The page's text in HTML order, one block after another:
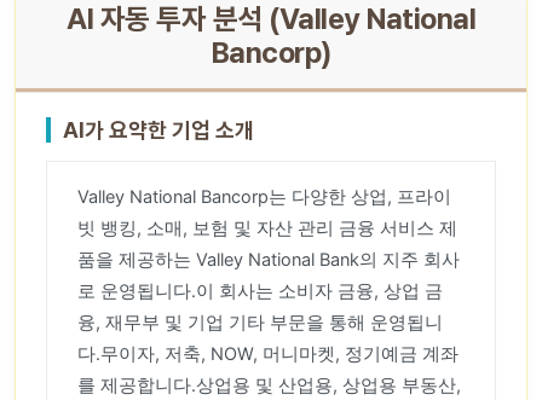
AI 자동 투자 분석 (Valley National
Bancorp)
AI가 요약한 기업 소개
Valley National Bancorp는 다양한 상업, 프라이
빗 뱅킹, 소매, 보험 및 자산 관리 금융 서비스 제
품을 제공하는 Valley National Bank의 지주 회사
로 운영됩니다.이 회사는 소비자 금융, 상업 금
융, 재무부 및 기업 기타 부문을 통해 운영됩니
다.무이자, 저축, NOW, 머니마켓, 정기예금 계좌
를 제공합니다.상업용 및 산업용, 상업용 부동산,